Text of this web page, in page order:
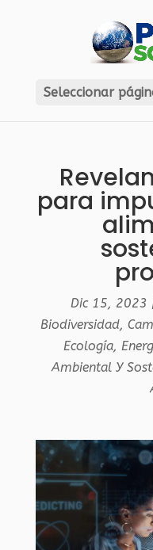
Seleccionar
para
Dic 15, 2023
Biodiversidad,
Ecología,
Ambiental Y